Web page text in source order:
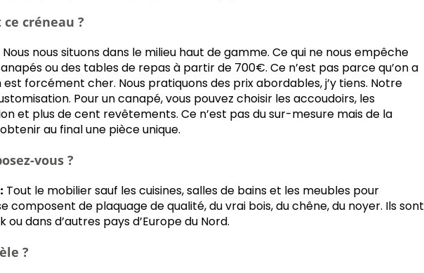
créneau ?
Nous nous situons dans le milieu haut de gamme. Ce qui ne nous empêche
ou des tables de repas à partir de 700€. Ce n’est pas parce qu’on a
est forcément cher. Nous pratiquons des prix abordables, j’y tiens. Notre
Pour un canapé, vous pouvez choisir les accoudoirs, les
et plus de cent revêtements. Ce n’est pas du sur-mesure mais de la
au final une pièce unique.
vous ?
Tout le mobilier sauf les cuisines, salles de bains et les meubles pour
composent de plaquage de qualité, du vrai bois, du chêne, du noyer. Ils sont
dans d’autres pays d’Europe du Nord.
?